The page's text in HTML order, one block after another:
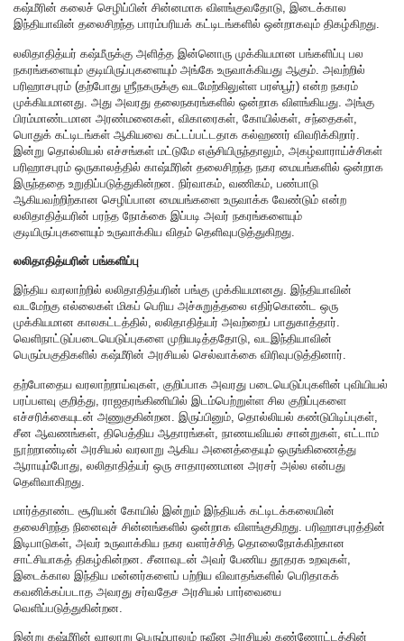
கஷ்மீரின் கலைச் செழிப்பின் சின்னமாக விளங்குவதோடு, இடைக்கால
இந்தியாவின் தலைசிறந்த பாரம்பரியக் கட்டிடங்களில் ஒன்றாகவும் திகழ்கிறது.
லலிதாதித்யர் கஷ்மீருக்கு அளித்த இன்னொரு முக்கியமான பங்களிப்பு பல
நகரங்களையும் குடியிருப்புகளையும் அங்கே உருவாக்கியது ஆகும். அவற்றில்
பரிஹாசபுரம் (தற்போது ஶ்ரீநகருக்கு வடமேற்கிலுள்ள பரஸ்பூர்) என்ற நகரம்
முக்கியமானது. அது அவரது தலைநகரங்களில் ஒன்றாக விளங்கியது. அங்கு
பிரம்மாண்டமான அரண்மனைகள், விகாரைகள், கோயில்கள், சந்தைகள்,
பொதுக் கட்டிடங்கள் ஆகியவை கட்டப்பட்டதாக கல்ஹணர் விவரிக்கிறார்.
இன்று தொல்லியல் எச்சங்கள் மட்டுமே எஞ்சியிருந்தாலும், அகழ்வாராய்ச்சிகள்
பரிஹாசபுரம் ஒருகாலத்தில் காஷ்மீரின் தலைசிறந்த நகர மையங்களில் ஒன்றாக
இருந்ததை உறுதிப்படுத்துகின்றன. நிர்வாகம், வணிகம், பண்பாடு
ஆகியவற்றிற்கான செழிப்பான மையங்களை உருவாக்க வேண்டும் என்ற
லலிதாதித்யரின் பரந்த நோக்கை இப்படி அவர் நகரங்களையும்
குடியிருப்புகளையும் உருவாக்கிய விதம் தெளிவுபடுத்துகிறது.
லலிதாதித்யரின் பங்களிப்பு
இந்திய வரலாற்றில் லலிதாதித்யரின் பங்கு முக்கியமானது. இந்தியாவின்
வடமேற்கு எல்லைகள் மிகப் பெரிய அச்சுறுத்தலை எதிர்கொண்ட ஒரு
முக்கியமான காலகட்டத்தில், லலிதாதித்யர் அவற்றைப் பாதுகாத்தார்.
வெளிநாட்டுப்படையெடுப்புகளை முறியடித்ததோடு, வடஇந்தியாவின்
பெரும்பகுதிகளில் கஷ்மீரின் அரசியல் செல்வாக்கை விரிவுபடுத்தினார்.
தற்போதைய வரலாற்றாய்வுகள், குறிப்பாக அவரது படையெடுப்புகளின் புவியியல்
பரப்பளவு குறித்து, ராஜதரங்கிணியில் இடம்பெற்றுள்ள சில குறிப்புகளை
எச்சரிக்கையுடன் அணுகுகின்றன. இருப்பினும், தொல்லியல் கண்டுபிடிப்புகள்,
சீன ஆவணங்கள், திபெத்திய ஆதாரங்கள், நாணயவியல் சான்றுகள், எட்டாம்
நூற்றாண்டின் அரசியல் வரலாறு ஆகிய அனைத்தையும் ஒருங்கிணைத்து
ஆராயும்போது, லலிதாதித்யர் ஒரு சாதாரணமான அரசர் அல்ல என்பது
தெளிவாகிறது.
மார்த்தாண்ட சூரியன் கோயில் இன்றும் இந்தியக் கட்டிடக்கலையின்
தலைசிறந்த நினைவுச் சின்னங்களில் ஒன்றாக விளங்குகிறது. பரிஹாசபுரத்தின்
இடிபாடுகள், அவர் உருவாக்கிய நகர வளர்ச்சித் தொலைநோக்கிற்கான
சாட்சியாகத் திகழ்கின்றன. சீனாவுடன் அவர் பேணிய தூதரக உறவுகள்,
இடைக்கால இந்திய மன்னர்களைப் பற்றிய விவாதங்களில் பெரிதாகக்
கவனிக்கப்படாத அவரது சர்வதேச அரசியல் பார்வையை
வெளிப்படுத்துகின்றன.
இன்று கஷ்மீரின் வரலாறு பெரும்பாலும் நவீன அரசியல் கண்ணோட்டத்தின்